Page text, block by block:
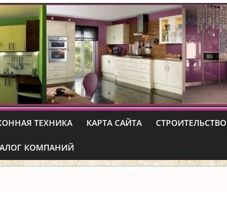
ТЕХНИКА КАРТА САЙТА СТРОИТЕЛЬСТВО
КОМПАНИЙ